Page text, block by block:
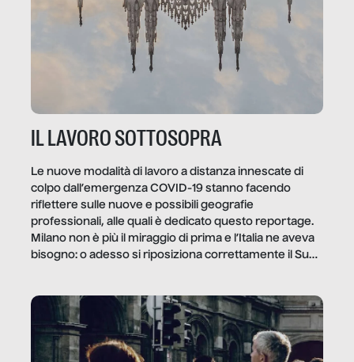
IL LAVORO SOTTOSOPRA
Le nuove modalità di lavoro a distanza innescate di
colpo dall’emergenza COVID-19 stanno facendo
riflettere sulle nuove e possibili geografie
professionali, alle quali è dedicato questo reportage.
Milano non è più il miraggio di prima e l’Italia ne aveva
bisogno: o adesso si riposiziona correttamente il Sud